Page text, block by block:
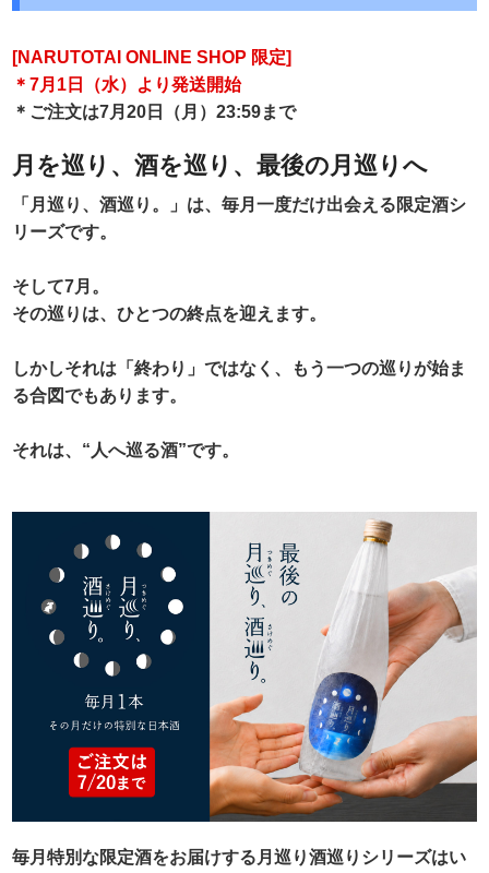
[NARUTOTAI ONLINE SHOP 限定]
＊7月1日（水）より発送開始
＊ご注文は7月20日（月）23:59まで
月を巡り、酒を巡り、最後の月巡りへ
「月巡り、酒巡り。」は、毎月一度だけ出会える限定酒シ
リーズです。
そして7月。
その巡りは、ひとつの終点を迎えます。
しかしそれは「終わり」ではなく、もう一つの巡りが始ま
る合図でもあります。
それは、“人へ巡る酒”です。
毎月特別な限定酒をお届けする月巡り酒巡りシリーズはい